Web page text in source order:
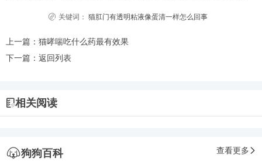
关键词： 猫肛门有透明粘液像蛋清一样怎么回事
上一篇： 猫哮喘吃什么药最有效果
下一篇： 返回列表
相关阅读
狗狗百科 查看更多